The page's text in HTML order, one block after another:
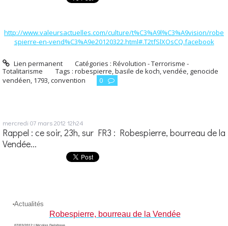
http://www.valeursactuelles.com/culture/t%C3%A9l%C3%A9vision/robe
spierre-en-vend%C3%A9e20120322.html#.T2tfSlXOsCQ.facebook
Lien permanent Catégories :Révolution - Terrorisme -
Totalitarisme
Tags : robespierre,basile de koch,vendée, genocide
vendéen, 1793,convention 0
mercredi 07 mars 2012 12h24
Rappel : ce soir, 23h, sur FR3 : Robespierre, bourreau de la
Vendée...
Actualités
Robespierre, bourreau de la Vendée